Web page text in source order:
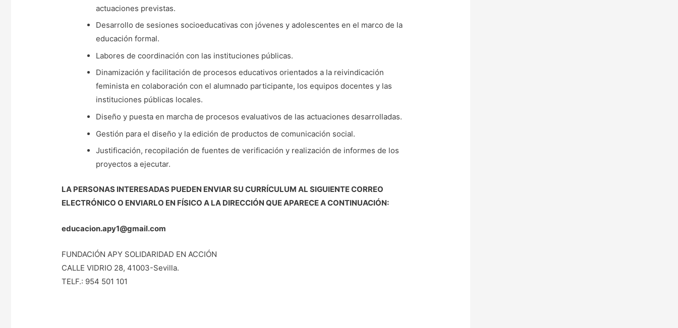
actuaciones previstas.
Desarrollo de sesiones socioeducativas con jóvenes y adolescentes en el marco de la
educación formal.
Labores de coordinación con las instituciones públicas.
Dinamización y facilitación de procesos educativos orientados a la reivindicación
feminista en colaboración con el alumnado participante, los equipos docentes y las
instituciones públicas locales.
Diseño y puesta en marcha de procesos evaluativos de las actuaciones desarrolladas.
Gestión para el diseño y la edición de productos de comunicación social.
Justificación, recopilación de fuentes de verificación y realización de informes de los
proyectos a ejecutar.
LA PERSONAS INTERESADAS PUEDEN ENVIAR SU CURRÍCULUM AL SIGUIENTE CORREO
ELECTRÓNICO O ENVIARLO EN FÍSICO A LA DIRECCIÓN QUE APARECE A CONTINUACIÓN:
educacion.apy1@gmail.com
FUNDACIÓN APY SOLIDARIDAD EN ACCIÓN
CALLE VIDRIO 28, 41003-Sevilla.
TELF.: 954 501 101